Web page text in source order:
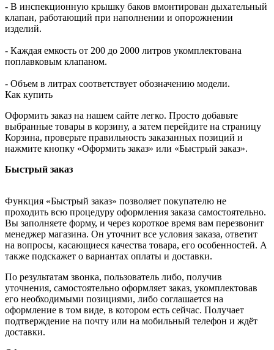
- В инспекционную крышку баков вмонтирован дыхательный
клапан, работающий при наполнении и опорожнении
изделий.
- Каждая емкость от 200 до 2000 литров укомплектована
поплавковым клапаном.
- Объем в литрах соответствует обозначению модели.
Как купить
Оформить заказ на нашем сайте легко. Просто добавьте
выбранные товары в корзину, а затем перейдите на страницу
Корзина, проверьте правильность заказанных позиций и
нажмите кнопку «Оформить заказ» или «Быстрый заказ».
Быстрый заказ
Функция «Быстрый заказ» позволяет покупателю не
проходить всю процедуру оформления заказа самостоятельно.
Вы заполняете форму, и через короткое время вам перезвонит
менеджер магазина. Он уточнит все условия заказа, ответит
на вопросы, касающиеся качества товара, его особенностей. А
также подскажет о вариантах оплаты и доставки.
По результатам звонка, пользователь либо, получив
уточнения, самостоятельно оформляет заказ, укомплектовав
его необходимыми позициями, либо соглашается на
оформление в том виде, в котором есть сейчас. Получает
подтверждение на почту или на мобильный телефон и ждёт
доставки.